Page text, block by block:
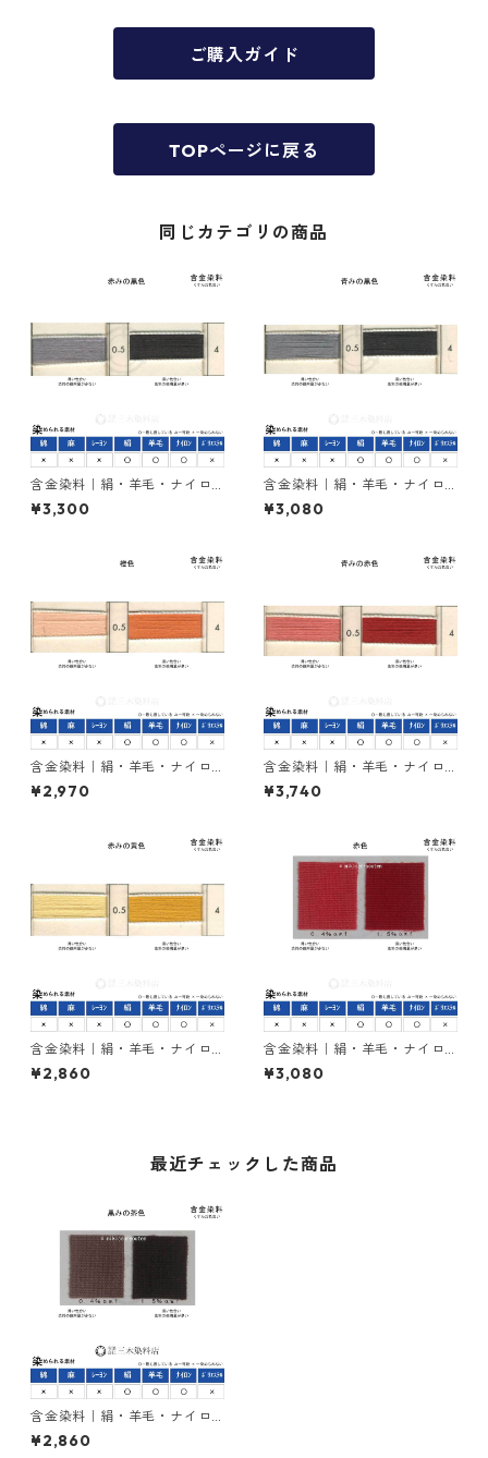
ご購入ガイド
TOPページに戻る
同じカテゴリの商品
含金染料｜絹・羊毛・ナイロ
ンを染める｜100g｜イレミア
ブラックRL（赤みの黒色）
¥3,300
含金染料｜絹・羊毛・ナイロ
ンを染める｜100g｜イレミア
ブラックBG（青みの黒色）
¥3,080
含金染料｜絹・羊毛・ナイロ
ンを染める｜100g｜ラニール
オレンヂＲ（橙色）
¥2,970
含金染料｜絹・羊毛・ナイロ
ンを染める｜100g｜カヤカラ
ンレットGLW（赤色）
¥3,740
含金染料｜絹・羊毛・ナイロ
ンを染める｜100g｜ラニール
エローRRN（赤みの黄色）
¥2,860
含金染料｜絹・羊毛・ナイロ
ンを染める｜100g｜アシッド
メタルレットG（赤色）
¥3,080
最近チェックした商品
含金染料｜絹・羊毛・ナイロ
ンを染める｜100g｜アシッド
メタルブロンB（黒みの茶色）
¥2,860